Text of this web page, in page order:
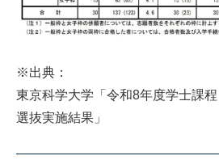
※出典：
東京科学大学「令和8年度学士課
選抜実施結果」